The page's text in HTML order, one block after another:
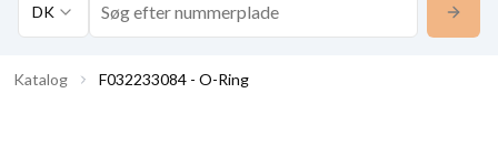
DK
Katalog F032233084 - O-Ring